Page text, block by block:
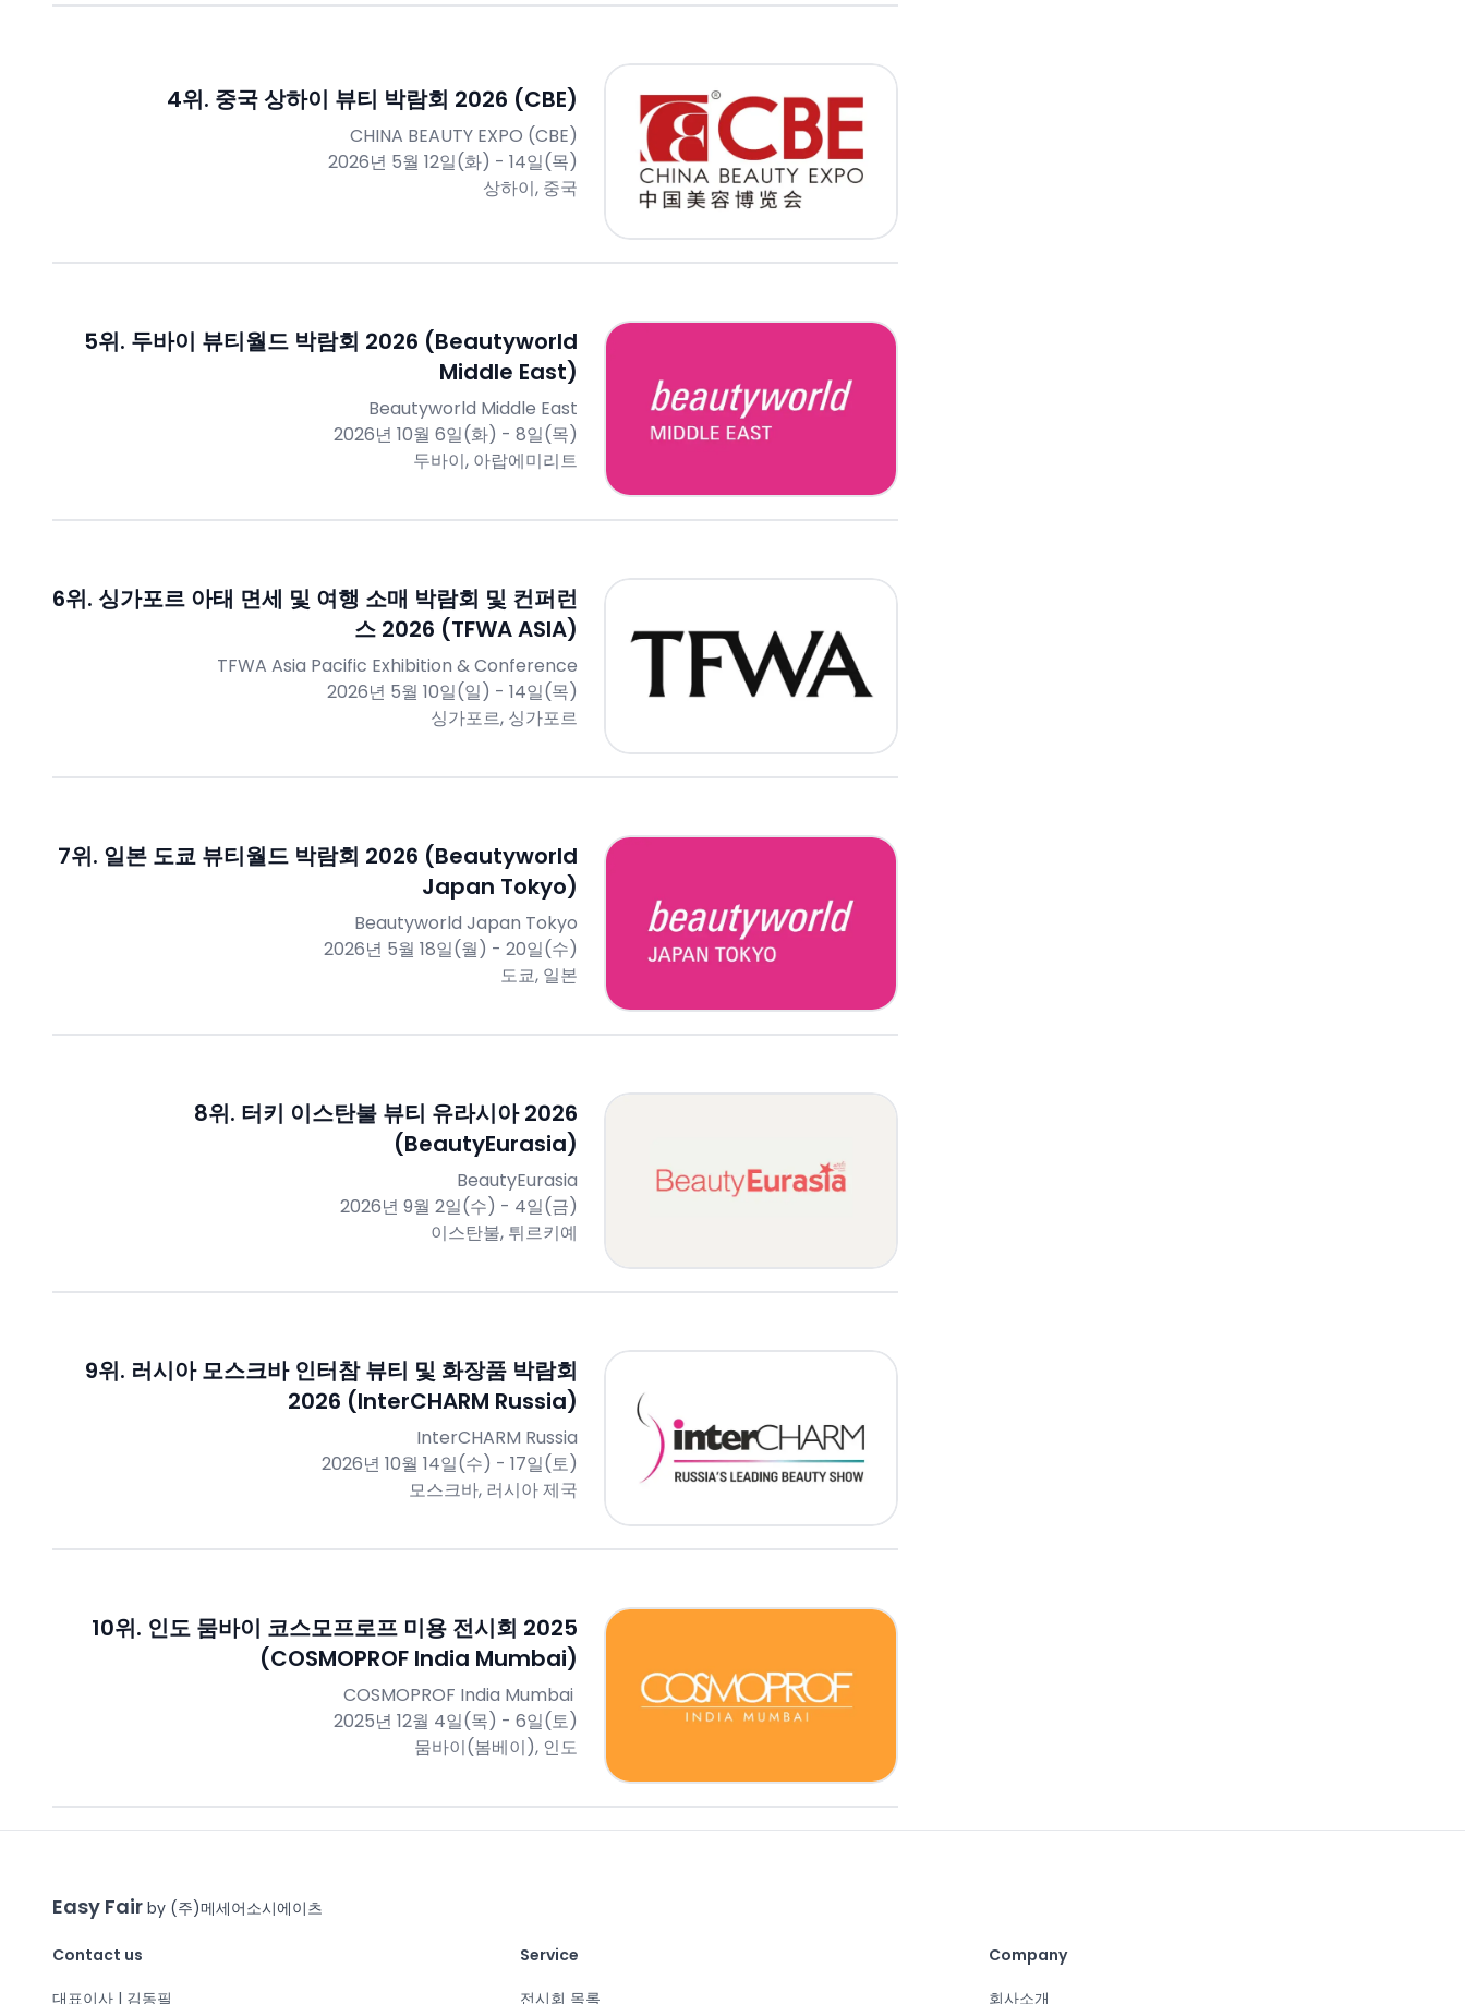
4위. 중국 상하이 뷰티 박람회 2026 (CBE)
CHINA BEAUTY EXPO (CBE)
2026년 5월 12일(화) - 14일(목)
상하이, 중국
5위. 두바이 뷰티월드 박람회 2026 (Beautyworld
Middle East)
Beautyworld Middle East
2026년 10월 6일(화) - 8일(목)
두바이, 아랍에미리트
6위. 싱가포르 아태 면세 및 여행 소매 박람회 및 컨퍼런
스 2026 (TFWA ASIA)
TFWA Asia Pacific Exhibition & Conference
2026년 5월 10일(일) - 14일(목)
싱가포르, 싱가포르
7위. 일본 도쿄 뷰티월드 박람회 2026 (Beautyworld
Japan Tokyo)
Beautyworld Japan Tokyo
2026년 5월 18일(월) - 20일(수)
도쿄, 일본
8위. 터키 이스탄불 뷰티 유라시아 2026
(BeautyEurasia)
BeautyEurasia
2026년 9월 2일(수) - 4일(금)
이스탄불, 튀르키예
9위. 러시아 모스크바 인터참 뷰티 및 화장품 박람회
2026 (InterCHARM Russia)
InterCHARM Russia
2026년 10월 14일(수) - 17일(토)
모스크바, 러시아 제국
10위. 인도 뭄바이 코스모프로프 미용 전시회 2025
(COSMOPROF India Mumbai)
COSMOPROF India Mumbai
2025년 12월 4일(목) - 6일(토)
뭄바이(봄베이), 인도
Easy Fair by (주)메세어소시에이츠
Contact us
대표이사 | 김동필
Service
전시회 목록
Company
회사소개